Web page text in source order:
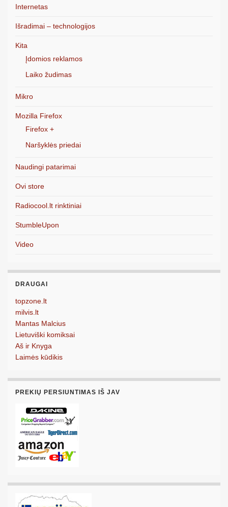
Internetas
Išradimai – technologijos
Kita
Įdomios reklamos
Laiko žudimas
Mikro
Mozilla Firefox
Firefox +
Naršyklės priedai
Naudingi patarimai
Ovi store
Radiocool.lt rinktiniai
StumbleUpon
Video
DRAUGAI
topzone.lt
milvis.lt
Mantas Malcius
Lietuviški komiksai
Aš ir Knyga
Laimės kūdikis
PREKIŲ PERSIUNTIMAS IŠ JAV